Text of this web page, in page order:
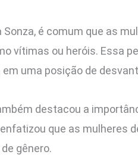
Sonza, é comum que as
vítimas ou heróis. Essa
em uma posição de
destacou a
que as mulheres
gênero.